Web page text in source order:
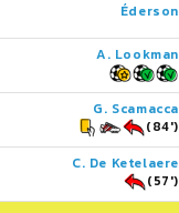
Éderson
A. Lookman
G. Scamacca
(84')
C. De Ketelaere
(57')